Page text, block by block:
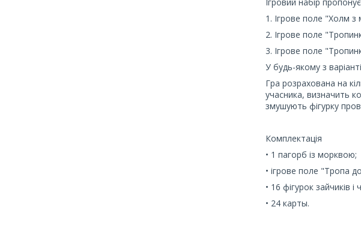
1. Ігрове поле "Холм
2. Ігрове поле
3. Ігрове поле
У будь-якому з
Гра розрахована на
учасника, визначить
змушують фігурку
Комплектація
• 1 пагорб із морквою;
• ігрове поле "Тропа
• 16 фігурок зайчиків
• 24 карты.